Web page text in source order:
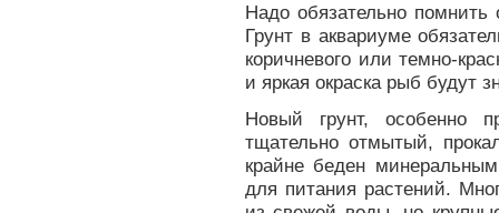
Надо обязательно помнить
Грунт в аквариуме
коричневого или темно-
и яркая окраска рыб будут
Новый грунт, особенно
тщательно отмытый,
крайне беден
для питания растений.